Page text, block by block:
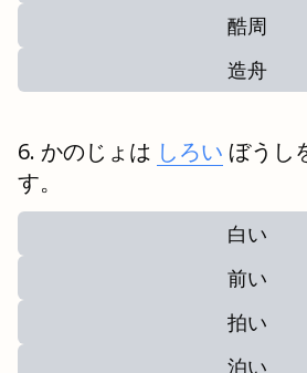
酷周
造舟
かのじょは しろい ぼうし
す。
白い
前い
拍い
泊い